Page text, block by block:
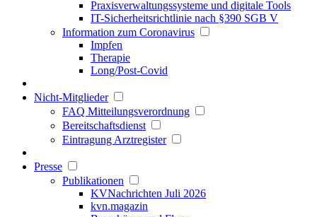
Praxisverwaltungssysteme und digitale Tools
IT-Sicherheitsrichtlinie nach §390 SGB V
Information zum Coronavirus
Impfen
Therapie
Long/Post-Covid
Nicht-Mitglieder
FAQ Mitteilungsverordnung
Bereitschaftsdienst
Eintragung Arztregister
Presse
Publikationen
KVNachrichten Juli 2026
kvn.magazin